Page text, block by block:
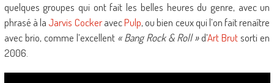
quelques groupes qui ont fait les belles heures du genre, avec un
phrasé à la Jarvis CockeravecPulp, ou bien ceux qui l’on fait renaître
avec brio, comme l’excellent « Bang Rock & Roll »d’Art Brutsorti en
2006.